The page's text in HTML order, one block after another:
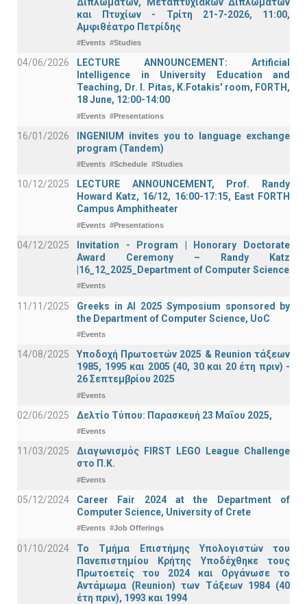
και Πτυχίων - Τρίτη 21-7-2026, 11:00,
Αμφιθέατρο Πετρίδης
#Events #Studies
04/06/2026
LECTURE ANNOUNCEMENT: Artificial
Intelligence in University Education and
Teaching, Dr. I. Pitas, K.Fotakis' room, FORTH,
18 June, 12:00-14:00
#Events #Presentations
16/01/2026
INGENIUM invites you to language exchange
program (Tandem)
#Events #Schedule #Studies
10/12/2025
LECTURE ANNOUNCEMENT, Prof. Randy
Howard Katz, 16/12, 16:00-17:15, East FORTH
Campus Amphitheater
#Events #Presentations
04/12/2025
Invitation - Program | Honorary Doctorate
Award Ceremony – Randy Katz
|16_12_2025_Department of Computer Science
#Events
11/11/2025
Greeks in AI 2025 Symposium sponsored by
the Department of Computer Science, UoC
#Events
14/08/2025
Υποδοχή Πρωτοετών 2025 & Reunion τάξεων
1985, 1995 και 2005 (40, 30 και 20 έτη πριν) -
26 Σεπτεμβρίου 2025
#Events
02/06/2025 Δελτίο Τύπου: Παρασκευή 23 Μαΐου 2025,
#Events
11/03/2025
Διαγωνισμός FIRST LEGO League Challenge
στο Π.Κ.
#Events
05/12/2024
Career Fair 2024 at the Department of
Computer Science, University of Crete
#Events #Job Offerings
01/10/2024
Το Τμήμα Επιστήμης Υπολογιστών του
Πανεπιστημίου Κρήτης Υποδέχθηκε τους
Πρωτοετείς του 2024 και Οργάνωσε το
Αντάμωμα (Reunion) των Τάξεων 1984 (40
έτη πριν), 1993 και 1994